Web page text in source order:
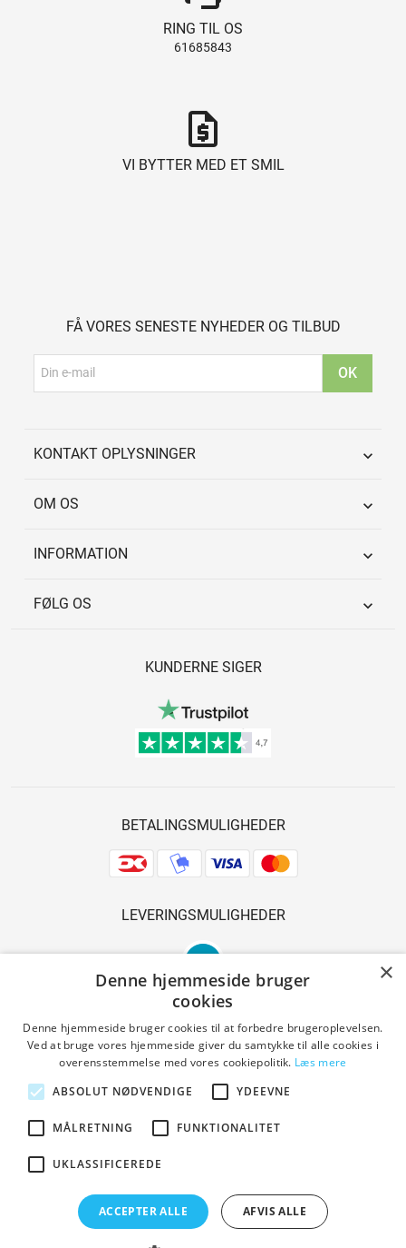
RING TIL OS
61685843
request_quote
VI BYTTER MED ET SMIL
FÅ VORES SENESTE NYHEDER OG TILBUD
KONTAKT OPLYSNINGER 
OM OS 
INFORMATION 
FØLG OS 
KUNDERNE SIGER
BETALINGSMULIGHEDER
LEVERINGSMULIGHEDER
SIKKER SHOPPING
Handelsbetingelser
Copyright © 2023 Den Gl. Smedie. All Rights Reserved.
Designed by PrestaShoppen
×
Denne hjemmeside bruger
cookies
Denne hjemmeside bruger cookies til at forbedre brugeroplevelsen.
Ved at bruge vores hjemmeside giver du samtykke til alle cookies i
overensstemmelse med vores cookiepolitik. Læs mere
ABSOLUT NØDVENDIGE
YDEEVNE
MÅLRETNING FUNKTIONALITET
UKLASSIFICEREDE
ACCEPTER ALLE AFVIS ALLE